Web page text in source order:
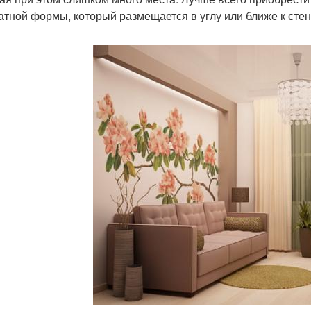
формы, который размещается в углу или ближе к